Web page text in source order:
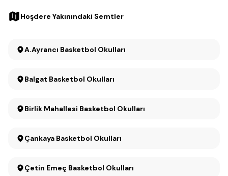
Hoşdere Yakınındaki Semtler
A.Ayrancı Basketbol Okulları
Balgat Basketbol Okulları
Birlik Mahallesi Basketbol Okulları
Çankaya Basketbol Okulları
Çetin Emeç Basketbol Okulları